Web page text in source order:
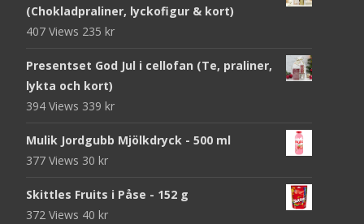
(Chokladpraliner, lyckofigur & kort)
407 Views 235 kr
Presentset God Jul i cellofan (Te, praliner,
lykta och kort)
394 Views 339 kr
Mulik Jordgubb Mjölkdryck - 500 ml
377 Views 30 kr
Skittles Fruits i Påse - 152 g
372 Views 40 kr